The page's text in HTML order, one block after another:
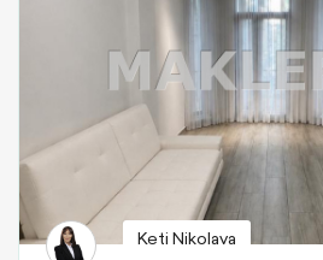
Keti Nikolava